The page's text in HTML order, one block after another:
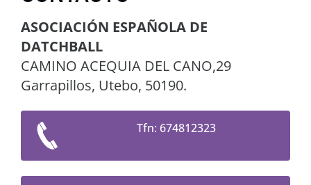
ASOCIACIÓN ESPAÑOLA DE
DATCHBALL
CAMINO ACEQUIA DEL CANO,29
Garrapillos, Utebo, 50190.
Tfn: 674812323